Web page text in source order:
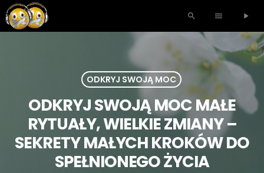
search menu play_arrow
ODKRYJ SWOJĄ MOC
ODKRYJ SWOJĄ MOC MAŁE
RYTUAŁY, WIELKIE ZMIANY –
SEKRETY MAŁYCH KROKÓW DO
SPEŁNIONEGO ŻYCIA